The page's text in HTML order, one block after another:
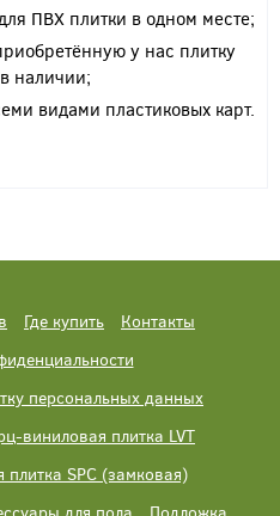
ПВХ плитки в одном месте;
у нас плитку
наличии;
видами пластиковых карт.
Где купить
Контакты
персональных данных
виниловая плитка LVT
SPC (замковая)